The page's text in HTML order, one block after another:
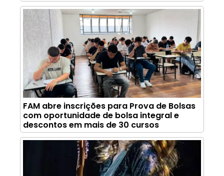
FAM abre inscrições para Prova de Bolsas
com oportunidade de bolsa integral e
descontos em mais de 30 cursos